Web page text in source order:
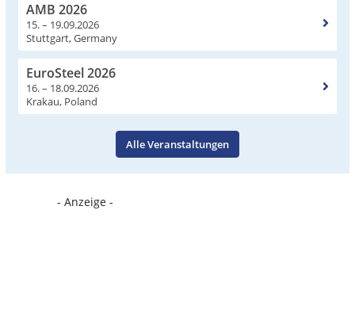
AMB 2026
15. – 19.09.2026
Stuttgart, Germany
EuroSteel 2026
16. – 18.09.2026
Krakau, Poland
Alle Veranstaltungen
- Anzeige -